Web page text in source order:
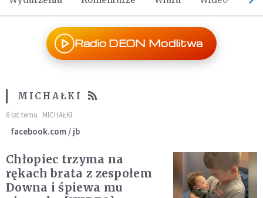
Radio DEON Modlitwa
MICHAŁKI
6 lat temu MICHAŁKI
facebook.com / jb
Chłopiec trzyma na
rękach brata z zespołem
Downa i śpiewa mu